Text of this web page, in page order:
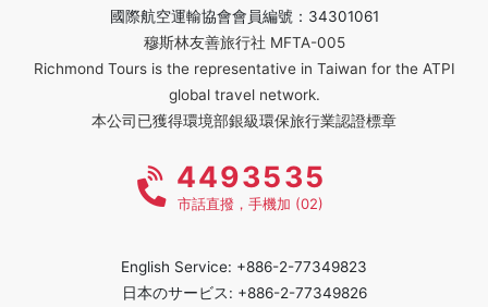
國際航空運輸協會會員編號：34301061
穆斯林友善旅行社 MFTA-005
Richmond Tours is the representative in Taiwan for the ATPI
global travel network.
本公司已獲得環境部銀級環保旅行業認證標章
4493535
市話直撥，手機加 (02)
English Service: +886-2-77349823
日本のサービス: +886-2-77349826